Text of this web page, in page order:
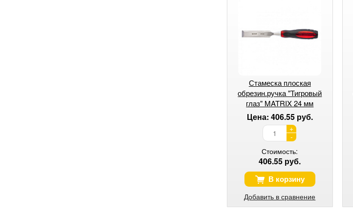
Стамеска плоская
обрезин.ручка "Тигровый
глаз" MATRIX 24 мм
Цена: 406.55 руб.
+
-
Стоимость:
406.55 руб.
В корзину
Добавить в сравнение